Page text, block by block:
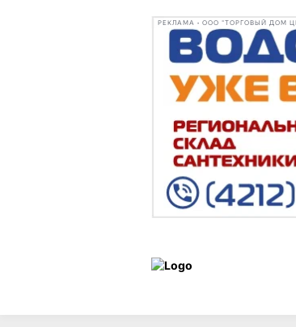
РЕКЛАМА • ООО "ТОРГОВЫЙ ДОМ